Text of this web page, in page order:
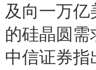
及向一万
的硅晶圆需
中信证券